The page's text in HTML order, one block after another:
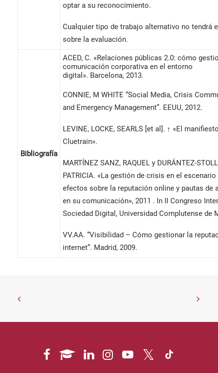
optar a su reconocimiento.
Cualquier tipo de trabajo alternativo no tendrá
sobre la evaluación.
Bibliografía
ACED, C. «Relaciones públicas 2.0: cómo
comunicación corporativa en el entorno
digital». Barcelona, ​​2013.
CONNIE, M WHITE “Social Media, Crisis
and Emergency Management”. EEUU, 2012.
LEVINE, LOCKE, SEARLS [et al]. ↑ «El
Cluetrain».
MARTÍNEZ SANZ, RAQUEL y DURÁNTEZ-
PATRICIA. «La gestión de crisis en el
efectos sobre la reputación online y pautas de
en su comunicación», 2011 . In II Congreso
Sociedad Digital, Universidad Complutense de
VV.AA. “Visibilidad – Cómo gestionar la
internet”. Madrid, 2009.